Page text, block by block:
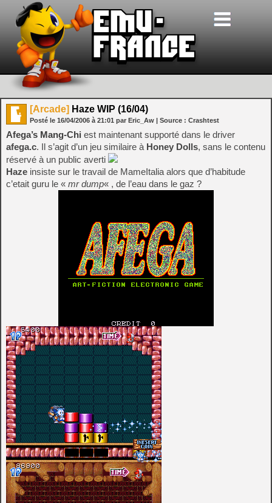
[Arcade] Haze WIP (16/04)
Posté le 16/04/2006 à 21:01 par Eric_Aw | Source : Crashtest
Afega’s Mang-Chi est maintenant supporté dans le driver
afega.c. Il s’agit d’un jeu similaire à Honey Dolls, sans le contenu
réservé à un public averti
Haze insiste sur le travail de MameItalia alors que d’habitude
c’etait guru le « mr dump« , de l’eau dans le gaz ?